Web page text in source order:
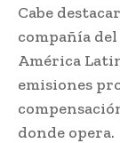
Cabe
compañía
América
emisiones
donde opera.